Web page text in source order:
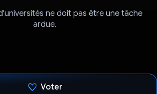
ne doit pas être une tâche
ardue.
Voter